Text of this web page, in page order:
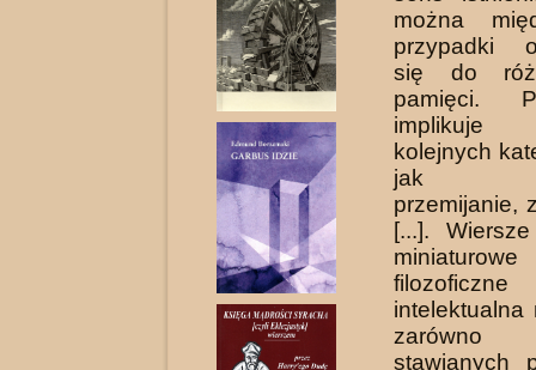
można
przypad­ki
się do
pamięci.
implikuje
kolejnych
jak
przemijanie,
[...].
intelektualna
stawianych